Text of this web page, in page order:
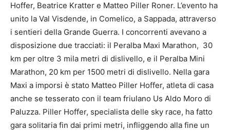
Hoffer, Beatrice Kratter e Matteo Piller Roner. L’evento ha
unito la Val Visdende, in Comelico, a Sappada, attraverso
i sentieri della Grande Guerra. I concorrenti avevano a
disposizione due tracciati: il Peralba Maxi Marathon, 30
km per oltre 3 mila metri di dislivello, e il Peralba Mini
Marathon, 20 km per 1500 metri di dislivello. Nella gara
Maxi a imporsi è stato Matteo Piller Hoffer, atleta di casa
anche se tesserato con il team friulano Us Aldo Moro di
Paluzza. Piller Hoffer, specialista delle sky race, ha fatto
gara solitaria fin dai primi metri, infliggendo alla fine un